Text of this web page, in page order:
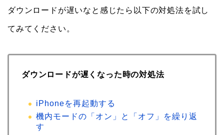
ダウンロードが遅いなと感じたら以下の対処法を試し
てみてください。
ダウンロードが遅くなった時の対処法
iPhoneを再起動する
機内モードの「オン」と「オフ」を繰り返
す